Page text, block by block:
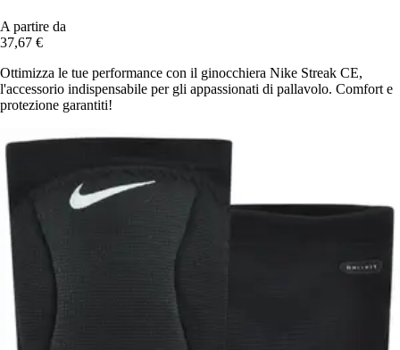
A partire da
37,67 €
Ottimizza le tue performance con il ginocchiera Nike Streak CE,
l'accessorio indispensabile per gli appassionati di pallavolo. Comfort e
protezione garantiti!